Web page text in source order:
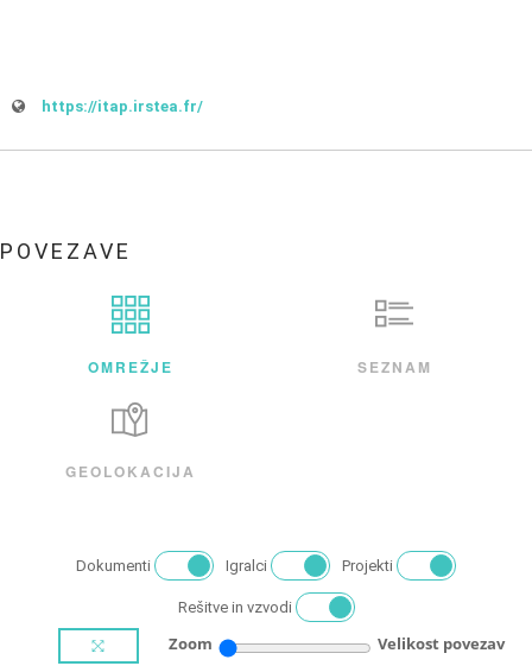
https://itap.irstea.fr/
POVEZAVE
OMREŽJE SEZNAM
GEOLOKACIJA
Dokumenti Igralci Projekti
Rešitve in vzvodi
Zoom Velikost povezav